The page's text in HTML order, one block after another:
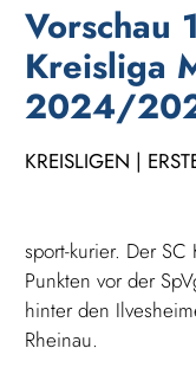
Vorschau
Kreisliga
2024/
KREISLIGEN |
sport-kurier. Der
Punkten vor der
hinter den
Rheinau.